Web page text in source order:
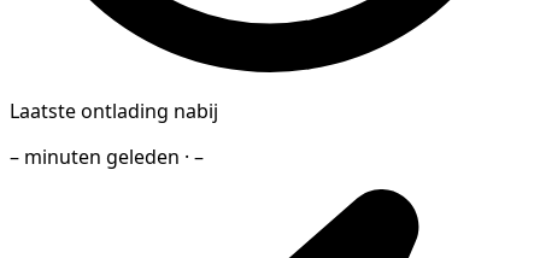
Laatste ontlading nabij
– minuten geleden · –